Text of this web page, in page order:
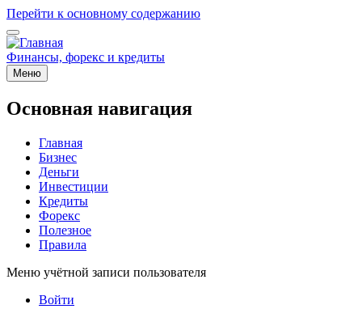
Перейти к основному содержанию
Финансы, форекс и кредиты
Меню
Основная навигация
Главная
Бизнес
Деньги
Инвестиции
Кредиты
Форекс
Полезное
Правила
Меню учётной записи пользователя
Войти